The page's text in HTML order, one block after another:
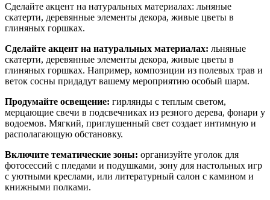
Сделайте акцент на натуральных материалах: льняные
скатерти, деревянные элементы декора, живые цветы в
глиняных горшках.
Сделайте акцент на натуральных материалах: льняные
скатерти, деревянные элементы декора, живые цветы в
глиняных горшках. Например, композиции из полевых трав и
веток сосны придадут вашему мероприятию особый шарм.
Продумайте освещение: гирлянды с теплым светом,
мерцающие свечи в подсвечниках из резного дерева, фонари у
водоемов. Мягкий, приглушенный свет создает интимную и
располагающую обстановку.
Включите тематические зоны: организуйте уголок для
фотосессий с пледами и подушками, зону для настольных игр
с уютными креслами, или литературный салон с камином и
книжными полками.